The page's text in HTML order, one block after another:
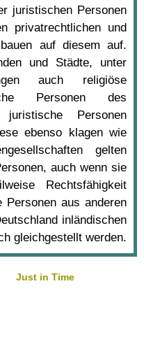
juristischen Personen
privatrechtlichen und
auf diesem auf.
und Städte, unter
auch religiöse
Personen des
Personen
ebenso klagen wie
gelten
auch wenn sie
Rechtsfähigkeit
Personen aus anderen
inländischen
gleichgestellt werden.
Just in Time